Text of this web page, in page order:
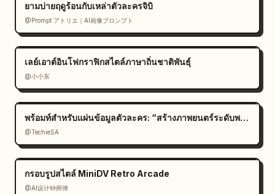
ชื่อเรื่องภาษาญี่ปุ่นสีขาวบนแถบสีดำ และประโยคอธิบาย
บอร์ดที่ขัดเกลา คุณภาพระดับคอนเซปต์อาร์ต รอยหมึกที่
แสดงอารมณ์ ความต่อเนื่องทางภาพที่ไร้รอยต่อระหว่าง
ช่อง"}}
ยามบ่ายฤดูร้อนกับเหล่าตัวละครจิบิ
@Prompt アトリエ｜AI画像プロンプト
เลย์เอาต์อินโฟกราฟิกสไตล์ภาษาถิ่นชาติพันธุ์
@小小东
พร้อมท์สำหรับแผ่นข้อมูลตัวละคร: “สร้างภาพยนตร์ระดับพรีเมียม
@TechieSA
กรอบรูปสไตล์ MiniDV Retro Arcade
@AI设计钟师傅